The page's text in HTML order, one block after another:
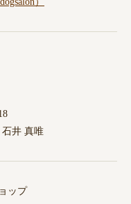
井 真唯
ップ